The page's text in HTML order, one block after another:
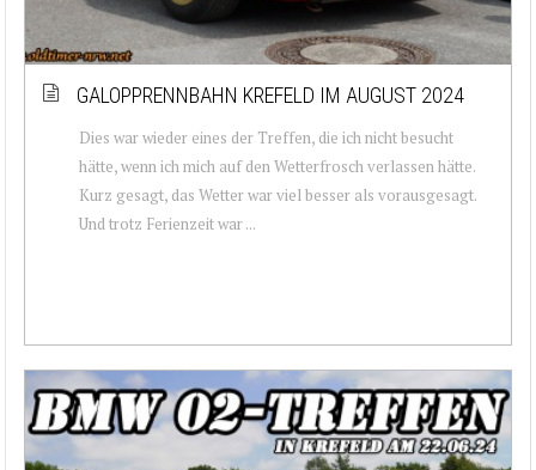
GALOPPRENNBAHN KREFELD IM AUGUST 2024
Dies war wieder eines der Treffen, die ich nicht besucht
hätte, wenn ich mich auf den Wetterfrosch verlassen hätte.
Kurz gesagt, das Wetter war viel besser als vorausgesagt.
Und trotz Ferienzeit war ...